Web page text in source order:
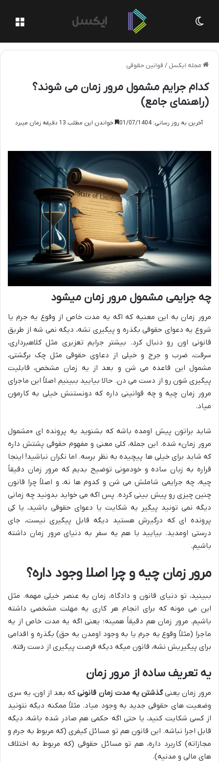
مجله ایکسل / قوانین حقوقی
کدام جرایم مشمول مرور زمان می شوند؟
(راهنمای جامع)
آخرین به روز رسانی: 01/07/1404 خواندن این مطلب 13 دقیقه زمان میبرد
چه جرایمی مشمول مرور زمان میشود
مرور زمان به این معنیه که اگه یه مدت خاص از وقوع یه جرم یا
شروع یه دعوای حقوقی بگذره و پیگیری نشه، دیگه نمی شه از طریق
قانونی اون رو دنبال کرد. بیشتر جرایم تعزیری مثل کلاهبرداری،
سرقت، ضرب و جرح و خیلی از دعاوی حقوقی مثل چک برگشتی،
مشمول این قاعده می شن و بعد از یه زمان مشخص، قابلیت
پیگیری شون رو از دست می دن. حالا بیایید ببینیم اصلاً این ماجرای
مرور زمان چیه و چه قوانینی داره که دونستنش خیلی به کارمون
میاد.
شاید براتون پیش اومده باشه که بشنوید یه پرونده ای «مشمول
مرور زمان» شده. این جمله، کلی معنی و مفهوم حقوقی پشتش داره
که شاید برای خیلی ها پیچیده به نظر برسه. اما نگران نباشید! اینجا
قراره به زبان ساده و خودمونی توضیح بدیم که مرور زمان دقیقاً
چیه، چه جرایمی شاملش می شن و کدوم ها نه، و اصلاً چرا قانون
چنین چیزی رو پیش بینی کرده. پس اگه می خواید بدونید چه زمانی
دیگه نمی تونید پیگیر یه شکایت یا دعوای حقوقی باشید، یا کی
پرونده ای که درگیرش هستید دیگه قابل پیگیری نیست، جای
درستی اومدید. بیایید با هم یه سفر به دنیای مرور زمان داشته
باشیم.
مرور زمان چیه و چرا اصلا وجود داره؟
ببینید، تو دنیای قانون و دادگاه، زمان یه عنصر خیلی مهمه. مثل
این می مونه که برای انجام هر کاری یه مهلت مشخصی داشته
باشیم. مرور زمان هم دقیقاً همینه؛ یعنی اگه یه مدت خاص از یه
ماجرا (مثلاً وقوع یه جرم یا به وجود اومدن یه حق) بگذره و اقدامی
برای پیگیریش نشه، قانون میگه دیگه فرصت پیگیری از دست رفته.
یه تعریف ساده از مرور زمان
مرور زمان یعنیگذشتن یه مدت زمان قانونیکه بعد از اون، یه سری
وضعیت های حقوقی جدید به وجود میاد. مثلاً ممکنه دیگه نتونید
از کسی شکایت کنید، یا حتی اگه حکمی هم صادر شده باشه، دیگه
قابل اجرا نباشه. این قانون هم تو مسائل کیفری (که مربوط به جرم و
مجازاته) کاربرد داره، هم تو مسائل حقوقی (که مربوط به اختلاف
های مالی و مدنیه).